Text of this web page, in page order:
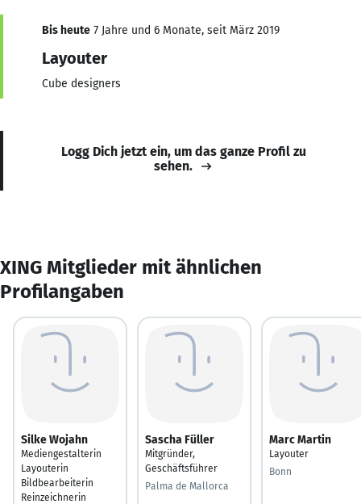
Bis heute 7 Jahre und 6 Monate, seit März 2019
Layouter
Cube designers
Logg Dich jetzt ein, um das ganze Profil zu
sehen.
XING Mitglieder mit ähnlichen
Profilangaben
Silke Wojahn
Mediengestalterin
Layouterin
Bildbearbeiterin
Reinzeichnerin
Sascha Füller
Mitgründer,
Geschäftsführer
Palma de Mallorca
Marc Martin
Layouter
Bonn